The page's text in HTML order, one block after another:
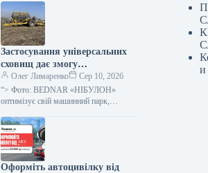
Застосування універсальних
сховищ дає змогу
“НІБУЛОНу” об’єднати два
технологічні процеси —
SuperAgronom.com
Олег Лимаренко
Сер 10, 2026
“> Фото: BEDNAR​ «НІБУЛОН»
оптимізує свій машинний парк,
COMBO SYSTEM для двох
агротехнологічних етапів — глибокого
розпушування…
Оформіть автоцивілку від
и